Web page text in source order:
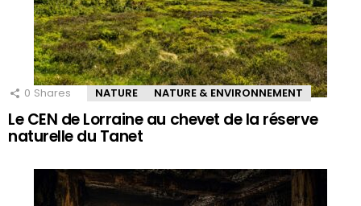
0 Shares NATURE NATURE & ENVIRONNEMENT
Le CEN de Lorraine au chevet de la réserve
naturelle du Tanet